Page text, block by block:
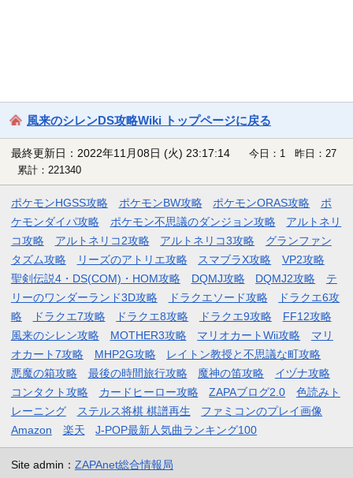
風来のシレンDS攻略Wiki トップページに戻る
最終更新日：2022年11月08日 (火) 23:17:14
今日：1 昨日：27
累計：221340
ポケモンHGSS攻略 ポケモンBW攻略 ポケモンORAS攻略
ポ
ケモンダイパ攻略
ポケモン不思議のダンジョン攻略
アルトネリ
コ攻略
アルトネリコ2攻略 アルトネリコ3攻略
グランファン
タズム攻略
リーズのアトリエ攻略 スマブラX攻略
VP2攻略
聖剣伝説4・DS(COM)・HOM攻略
DQMJ攻略 DQMJ2攻略
テ
リーのワンダーランド3D攻略
ドラクエソード攻略
ドラクエ6攻
略
ドラクエ7攻略 ドラクエ8攻略 ドラクエ9攻略
FF12攻略
風来のシレン攻略
MOTHER3攻略 マリオカートWii攻略
マリ
オカート7攻略
MHP2G攻略
レイトン教授と不思議な町攻略
悪魔の箱攻略
最後の時間旅行攻略 魔神の笛攻略
イヅナ攻略
コンタクト攻略
カードヒーロー攻略 ZAPAブログ2.0
色読みト
レーニング
ステルス将棋 棋譜再生
ファミコンのプレイ画像
Amazon
楽天 J-POP最新人気曲ランキング100
Site admin： ZAPAnet総合情報局